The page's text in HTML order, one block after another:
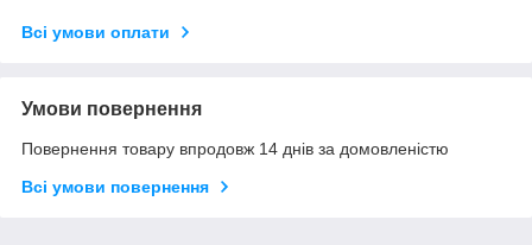
Всі умови оплати
Умови повернення
Повернення товару впродовж 14 днів за домовленістю
Всі умови повернення